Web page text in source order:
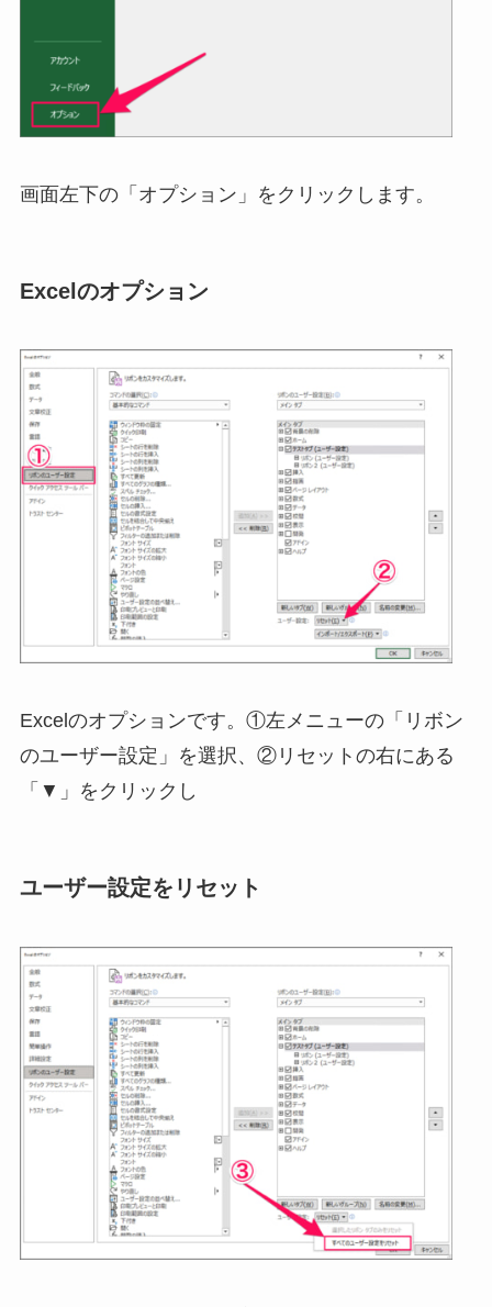
画面左下の「オプション」をクリックします。
Excelのオプション
Excelのオプションです。①左メニューの「リボン
のユーザー設定」を選択、②リセットの右にある
「▼」をクリックし
ユーザー設定をリセット